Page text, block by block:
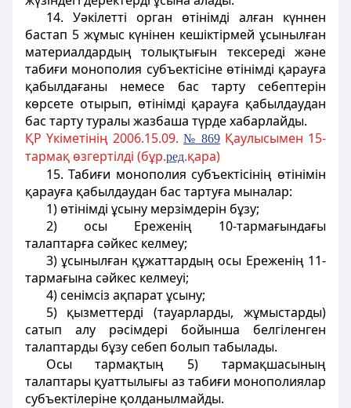
14. Уәкілеттi орган өтiнiмдi алған күннен
бастап 5 жұмыс күнiнен кешіктірмей ұсынылған
материалдардың толықтығын тексередi және
табиғи монополия субъектiсiне өтінімдi қарауға
қабылдағаны немесе бас тарту себептерiн
көрсете отырып, өтінiмдi қарауға қабылдаудан
бас тарту туралы жазбаша түрде хабарлайды.
ҚР Үкіметінің 2006.15.09. № 869 Қаулысымен 15-
тармақ өзгертілді (бұр.ред.қара)
15. Табиғи монополия субъектiсiнiң өтiнімiн
қарауға қабылдаудан бас тартуға мыналар:
1) өтінімдi ұсыну мерзiмдерiн бұзу;
2) осы Ереженің 10-тармағындағы
талаптарға сәйкес келмеу;
3) ұсынылған құжаттардың осы Ереженің 11-
тармағына сәйкес келмеуі;
4) сенiмсiз ақпарат ұсыну;
5) қызметтердi (тауарларды, жұмыстарды)
сатып алу рәсімдері бойынша белгіленген
талаптарды бұзу себеп болып табылады.
Осы тармақтың 5) тармақшасының
талаптары қуаттылығы аз табиғи монополиялар
субъектілеріне қолданылмайды.